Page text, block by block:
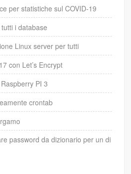
per statistiche sul COVID-19
i database
Linux server per tutti
con Let’s Encrypt
PI 3
crontab
password da dizionario per un di